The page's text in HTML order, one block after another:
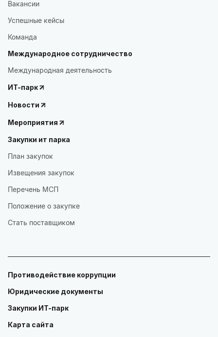
Вакансии
Успешные кейсы
Команда
Международное сотрудничество
Международная деятельность
ИТ-парк
Новости
Мероприятия
Закупки ит парка
План закупок
Извещения закупок
Перечень МСП
Положение о закупке
Стать поставщиком
Противодействие коррупции
Юридические документы
Закупки ИТ-парк
Карта сайта